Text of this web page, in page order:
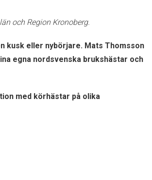
och Region Kronoberg.
kusk eller nybörjare. Mats Thomsson
egna nordsvenska brukshästar och
med körhästar på olika